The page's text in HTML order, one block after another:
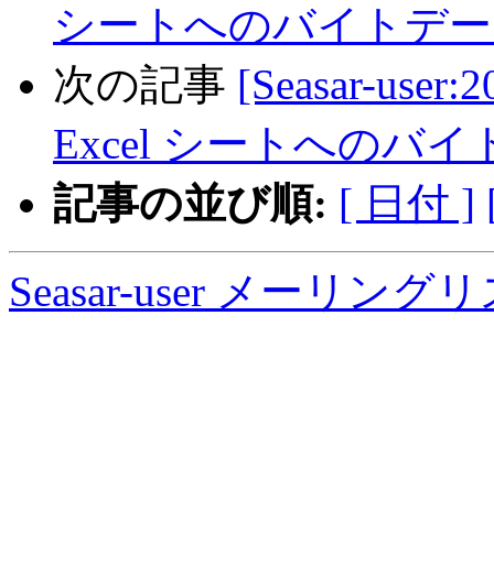
シートへのバイトデ
次の記事 [Seasar-
Excel シートへのバイ
記事の並び順: [ 日付 ]
Seasar-user メーリング